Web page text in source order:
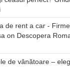
de rent a car -
on Descopera
de vânătoare –